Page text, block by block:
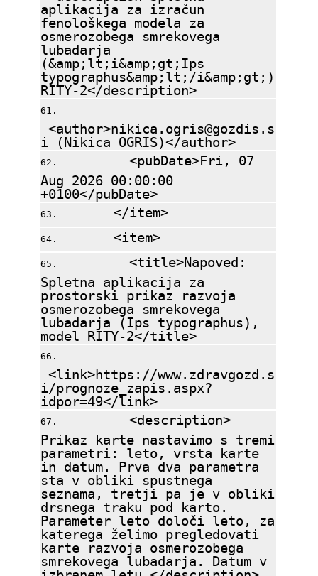
aplikacija za izračun
fenološkega modela za
osmerozobega smrekovega
lubadarja
(&amp;lt;i&amp;gt;Ips
typographus&amp;lt;/i&amp;gt;)
RITY-2</description>
<author>nikica.ogris@gozdis.s
i (Nikica OGRIS)</author>
<pubDate>Fri, 07
Aug 2026 00:00:00
+0100</pubDate>
</item>
<item>
<title>Napoved:
Spletna aplikacija za
prostorski prikaz razvoja
osmerozobega smrekovega
lubadarja (Ips typographus),
model RITY-2</title>
<link>https://www.zdravgozd.s
i/prognoze_zapis.aspx?
idpor=49</link>
<description>
Prikaz karte nastavimo s tremi
parametri: leto, vrsta karte
in datum. Prva dva parametra
sta v obliki spustnega
seznama, tretji pa je v obliki
drsnega traku pod karto.
Parameter leto določi leto, za
katerega želimo pregledovati
karte razvoja osmerozobega
smrekovega lubadarja. Datum v
izbranem letu </description>